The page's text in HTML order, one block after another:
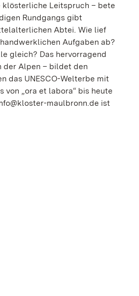
Leitspruch – bete
Rundgangs gibt
Abtei. Wie lief
Aufgaben ab?
gleich? Das hervorragend
Alpen – bildet den
das UNESCO-Welterbe mit
von „ora et labora“ bis heute
maulbronn.de ist